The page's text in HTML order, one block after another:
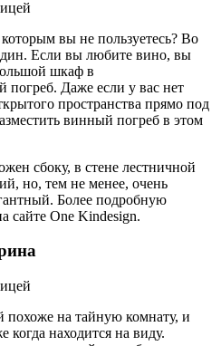
вы не пользуетесь? Во
Если вы любите вино, вы
шкаф в
Даже если у вас нет
пространства прямо под
винный погреб в этом
сбоку, в стене лестничной
но, тем не менее, очень
Более подробную
One Kindesign.
похоже на тайную комнату, и
когда находится на виду.